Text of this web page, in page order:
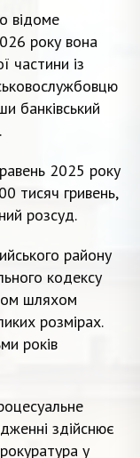
відоме
року вона
частини із
банківський
2025 року
тисяч гривень,
розсуд.
району
кодексу
шляхом
розмірах.
років
здійснює
у